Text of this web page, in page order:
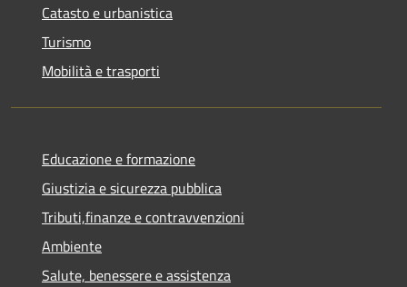
Catasto e urbanistica
Turismo
Mobilità e trasporti
Educazione e formazione
Giustizia e sicurezza pubblica
Tributi,finanze e contravvenzioni
Ambiente
Salute, benessere e assistenza